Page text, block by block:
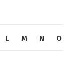
L M N O